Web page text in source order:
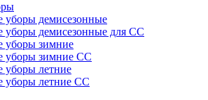
уборы демисезонные
уборы демисезонные для СС
уборы зимние
уборы зимние СС
уборы летние
уборы летние СС